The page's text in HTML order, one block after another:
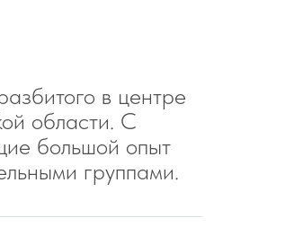
в центре
области. С
большой опыт
группами.